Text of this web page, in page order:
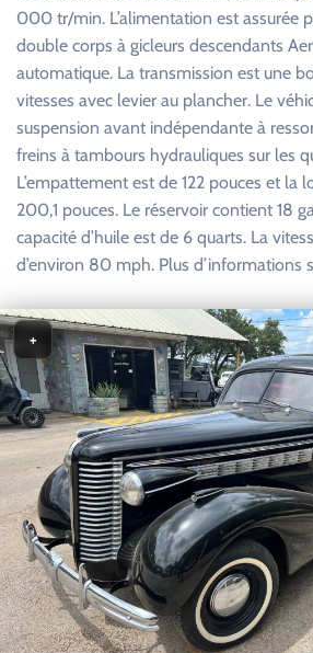
000 tr/min. L’alimentation est assurée
double corps à gicleurs descendants
automatique. La transmission est une
vitesses avec levier au plancher. Le
suspension avant indépendante à
freins à tambours hydrauliques sur les
L’empattement est de 122 pouces et la
200,1 pouces. Le réservoir contient 18
capacité d’huile est de 6 quarts. La
d’environ 80 mph. Plus d’informations
+